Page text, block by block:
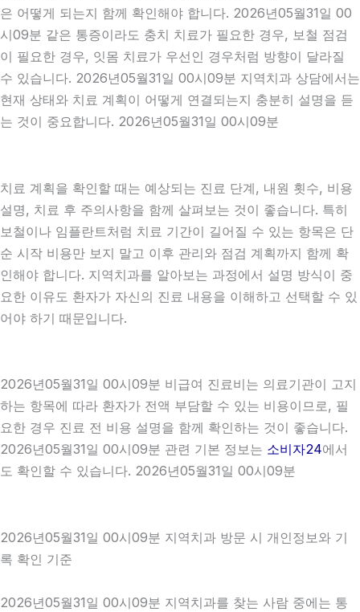
은 어떻게 되는지 함께 확인해야 합니다. 2026년05월31일 00
시09분 같은 통증이라도 충치 치료가 필요한 경우, 보철 점검
이 필요한 경우, 잇몸 치료가 우선인 경우처럼 방향이 달라질
수 있습니다. 2026년05월31일 00시09분 지역치과 상담에서는
현재 상태와 치료 계획이 어떻게 연결되는지 충분히 설명을 듣
는 것이 중요합니다. 2026년05월31일 00시09분
치료 계획을 확인할 때는 예상되는 진료 단계, 내원 횟수, 비용
설명, 치료 후 주의사항을 함께 살펴보는 것이 좋습니다. 특히
보철이나 임플란트처럼 치료 기간이 길어질 수 있는 항목은 단
순 시작 비용만 보지 말고 이후 관리와 점검 계획까지 함께 확
인해야 합니다. 지역치과를 알아보는 과정에서 설명 방식이 중
요한 이유도 환자가 자신의 진료 내용을 이해하고 선택할 수 있
어야 하기 때문입니다.
2026년05월31일 00시09분 비급여 진료비는 의료기관이 고지
하는 항목에 따라 환자가 전액 부담할 수 있는 비용이므로, 필
요한 경우 진료 전 비용 설명을 함께 확인하는 것이 좋습니다.
2026년05월31일 00시09분 관련 기본 정보는 소비자24에서
도 확인할 수 있습니다. 2026년05월31일 00시09분
2026년05월31일 00시09분 지역치과 방문 시 개인정보와 기
록 확인 기준
2026년05월31일 00시09분 지역치과를 찾는 사람 중에는 통